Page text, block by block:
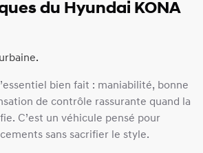
du Hyundai KONA
bien fait : maniabilité, bonne
de contrôle rassurante quand la
C’est un véhicule pensé pour
sans sacrifier le style.